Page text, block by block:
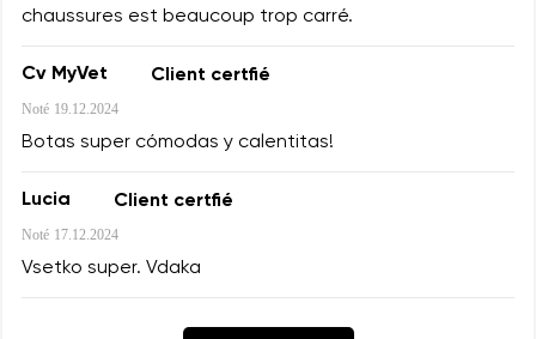
chaussures est beaucoup trop carré.
Cv MyVet Client certfié
Noté 19.12.2024
Botas super cómodas y calentitas!
Lucia Client certfié
Noté 17.12.2024
Vsetko super. Vdaka